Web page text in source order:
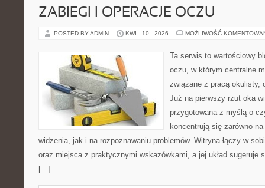
ZABIEGI I OPERACJE OCZU
POSTED BY ADMIN KWI - 10 - 2026 MOŻLIWOŚĆ
Ta serwis to wartościowy
oczu, w którym centralne
związane z pracą okulisty,
Już na pierwszy rzut oka
przygotowana z myślą o
koncentrują się zarówno
widzenia, jak i na rozpoznawaniu problemów. Witryna łączy w
oraz miejsca z praktycznymi wskazówkami, a jej układ sugeruje
[…]